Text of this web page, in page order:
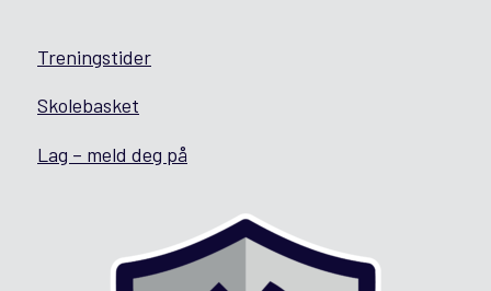
Treningstider
Skolebasket
Lag – meld deg på